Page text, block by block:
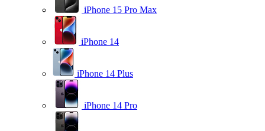
iPhone 15 Pro Max
iPhone 14
iPhone 14 Plus
iPhone 14 Pro